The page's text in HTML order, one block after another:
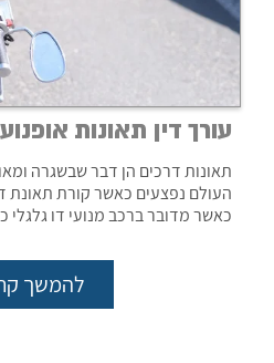
עורך דין תאונות אופנוע
תאונות דרכים הן דבר שבשגרה
העולם נפצעים כאשר קורת תאונת
כאשר מדובר ברכב מנועי דו גלגלי
להמשך